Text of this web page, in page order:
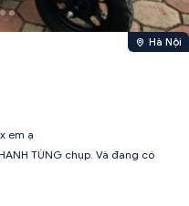
Hà Nội
em ạ
TÙNG chụp. Và đang có